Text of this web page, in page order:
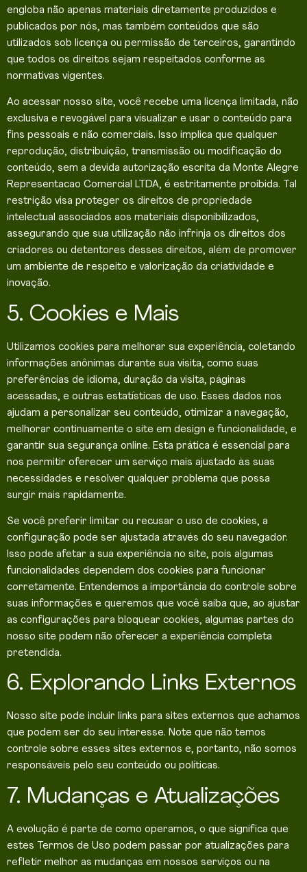
engloba não apenas materiais diretamente produzidos e
publicados por nós, mas também conteúdos que são
utilizados sob licença ou permissão de terceiros, garantindo
que todos os direitos sejam respeitados conforme as
normativas vigentes.
Ao acessar nosso site, você recebe uma licença limitada, não
exclusiva e revogável para visualizar e usar o conteúdo para
fins pessoais e não comerciais. Isso implica que qualquer
reprodução, distribuição, transmissão ou modificação do
conteúdo, sem a devida autorização escrita da Monte Alegre
Representacao Comercial LTDA, é estritamente proibida. Tal
restrição visa proteger os direitos de propriedade
intelectual associados aos materiais disponibilizados,
assegurando que sua utilização não infrinja os direitos dos
criadores ou detentores desses direitos, além de promover
um ambiente de respeito e valorização da criatividade e
inovação.
5. Cookies e Mais
Utilizamos cookies para melhorar sua experiência, coletando
informações anônimas durante sua visita, como suas
preferências de idioma, duração da visita, páginas
acessadas, e outras estatísticas de uso. Esses dados nos
ajudam a personalizar seu conteúdo, otimizar a navegação,
melhorar continuamente o site em design e funcionalidade, e
garantir sua segurança online. Esta prática é essencial para
nos permitir oferecer um serviço mais ajustado às suas
necessidades e resolver qualquer problema que possa
surgir mais rapidamente.
Se você preferir limitar ou recusar o uso de cookies, a
configuração pode ser ajustada através do seu navegador.
Isso pode afetar a sua experiência no site, pois algumas
funcionalidades dependem dos cookies para funcionar
corretamente. Entendemos a importância do controle sobre
suas informações e queremos que você saiba que, ao ajustar
as configurações para bloquear cookies, algumas partes do
nosso site podem não oferecer a experiência completa
pretendida.
6. Explorando Links Externos
Nosso site pode incluir links para sites externos que achamos
que podem ser do seu interesse. Note que não temos
controle sobre esses sites externos e, portanto, não somos
responsáveis pelo seu conteúdo ou políticas.
7. Mudanças e Atualizações
A evolução é parte de como operamos, o que significa que
estes Termos de Uso podem passar por atualizações para
refletir melhor as mudanças em nossos serviços ou na